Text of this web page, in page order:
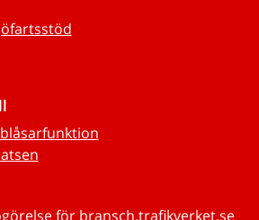
för bransch.trafikverket.se